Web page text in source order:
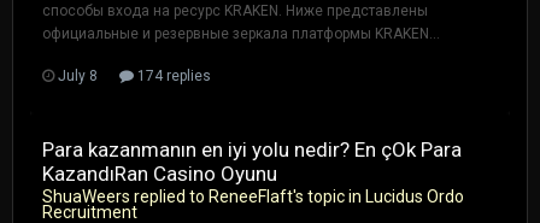
способы входа на ресурс KRAKEN. Ниже представлены
официальные и резервные зеркала платформы KRAKEN...
July 8 174 replies
Para kazanmanın en iyi yolu nedir? En çOk Para
KazandıRan Casino Oyunu
ShuaWeers replied to ReneeFlaft's topic in Lucidus Ordo
Recruitment